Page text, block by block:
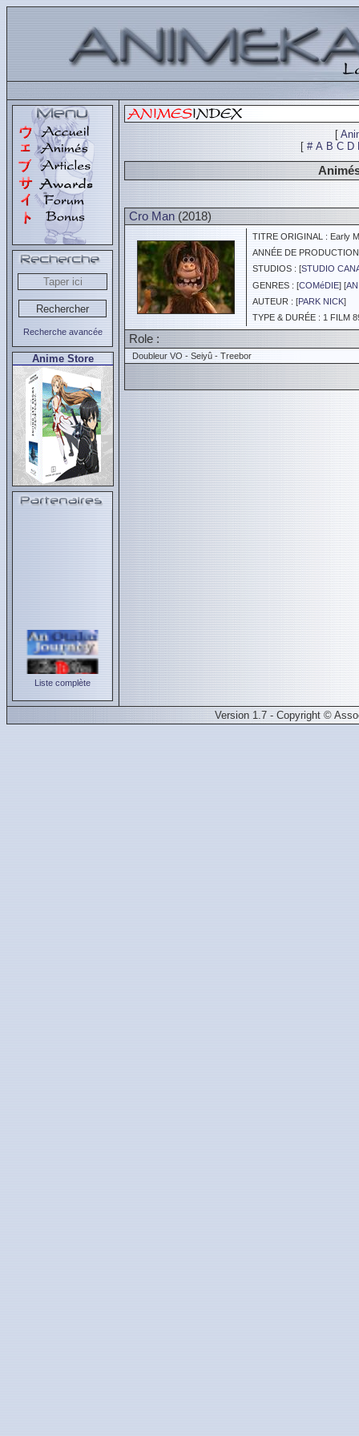
Recherche avancée
Anime Store
Liste complète
[
[ # A B C D
Cro Man (2018)
TITRE ORIGINAL : Early
ANNÉE DE
STUDIOS : [STUDIO
GENRES : [COMéDIE] [
AUTEUR : [PARK NICK]
TYPE & DURÉE : 1 FILM
Role :
Doubleur VO - Seiyû - Treebor
Version 1.7 - Copyright ©